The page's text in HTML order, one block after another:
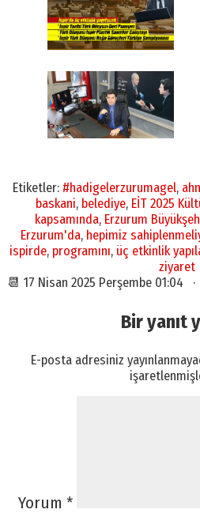
Etiketler: #hadigelerzurumagel,
baskani, belediye, EİT 2025
kapsamında, Erzurum
Erzurum'da, hepimiz
ispirde, programını, üç etkinlik
ziyaret
📆 17 Nisan 2025 Perşembe
Bir yanıt
E-posta adresiniz
Yorum *